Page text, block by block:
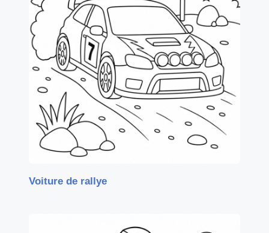
Voiture de rallye